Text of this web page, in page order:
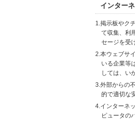
インター
1.掲示板やク
て収集、利
セージを受
2.本ウェブサ
いる企業等
しては、い
3.外部からの
的で適切な
4.インターネ
ピュータの